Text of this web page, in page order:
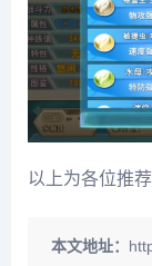
以上为各位推
本文地址：